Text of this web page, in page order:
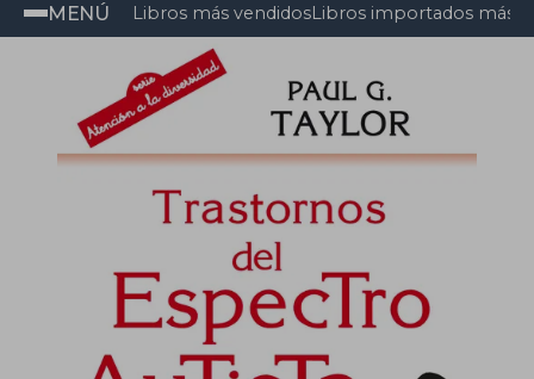
MENÚ Libros más vendidosLibros importados más